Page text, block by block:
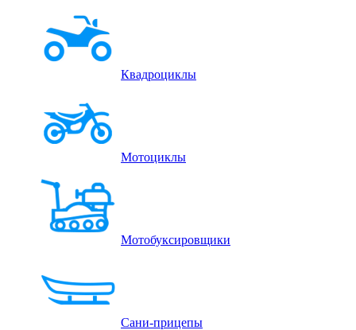
Квадроциклы
Мотоциклы
Мотобуксировщики
Сани-прицепы